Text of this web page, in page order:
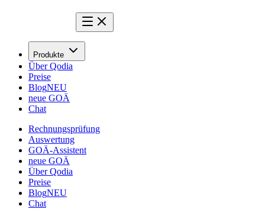
Produkte
Über Qodia
Preise
BlogNEU
neue GOÄ
Chat
Rechnungsprüfung
Auswertung
GOÄ-Assistent
neue GOÄ
Über Qodia
Preise
BlogNEU
Chat